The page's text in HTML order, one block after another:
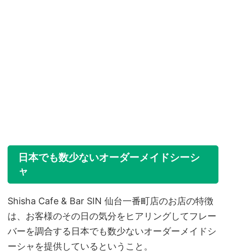
日本でも数少ないオーダーメイドシーシ
ャ
Shisha Cafe & Bar SIN 仙台一番町店のお店の特徴
は、お客様のその日の気分をヒアリングしてフレー
バーを調合する日本でも数少ないオーダーメイドシ
ーシャを提供しているということ。